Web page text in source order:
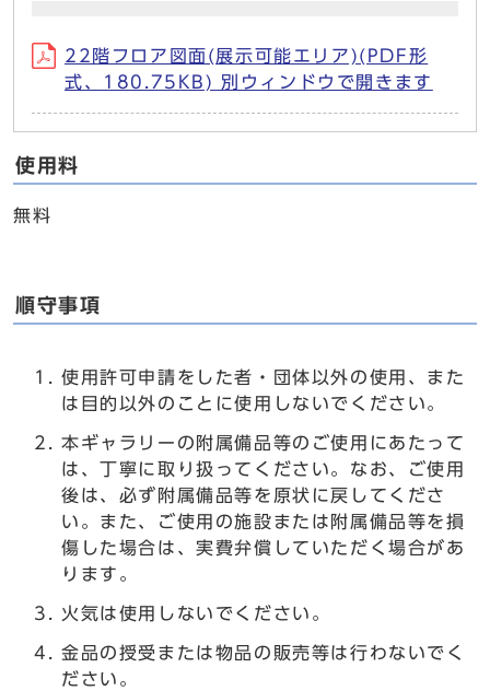
22階フロア図面(展示可能エリア)(PDF形
式、180.75KB) 別ウィンドウで開きます
使用料
無料
順守事項
使用許可申請をした者・団体以外の使用、また
は目的以外のことに使用しないでください。
本ギャラリーの附属備品等のご使用にあたって
は、丁寧に取り扱ってください。なお、ご使用
後は、必ず附属備品等を原状に戻してくださ
い。また、ご使用の施設または附属備品等を損
傷した場合は、実費弁償していただく場合があ
ります。
火気は使用しないでください。
金品の授受または物品の販売等は行わないでく
ださい。